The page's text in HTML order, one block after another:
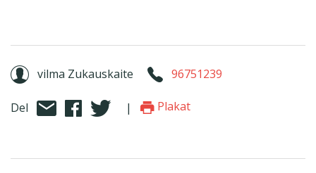
vilma Zukauskaite 96751239
Del | Plakat